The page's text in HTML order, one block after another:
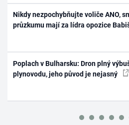
Nikdy nezpochybňujte voliče ANO,
průzkumu mají za lídra opozice
Poplach v Bulharsku: Dron plný
plynovodu, jeho původ je nejasný